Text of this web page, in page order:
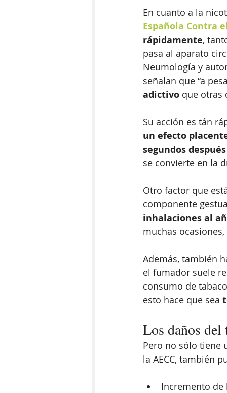
En cuanto a la
Española Contra
rápidamente,
pasa al aparato
Neumología y
señalan que “a
adictivo que otras
Su acción es tán
un efecto
segundos
se convierte en la
Otro factor que
componente
inhalaciones al
muchas
Además, también
el fumador suele
consumo de
esto hace que sea
Los daños del
Pero no sólo tiene
la AECC, también
Incremento